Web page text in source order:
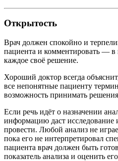
Открытость
Врач должен спокойно и
пациента и комментировать —
каждое своё решение.
Хороший доктор всегда
все непонятные пациенту
возможность принимать
Если речь идёт о назначении
информацию даст исследование
провести. Любой анализ не
пока его не интерпретировал
пациента врач должен быть
показатель анализа и оценить